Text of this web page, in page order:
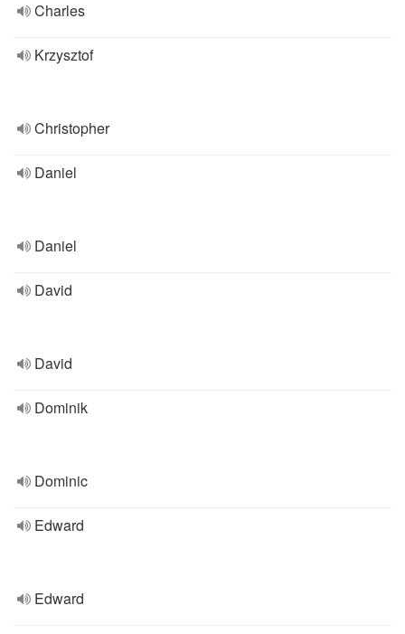
Charles
Krzysztof
Christopher
Daniel
Daniel
David
David
Dominik
Dominic
Edward
Edward